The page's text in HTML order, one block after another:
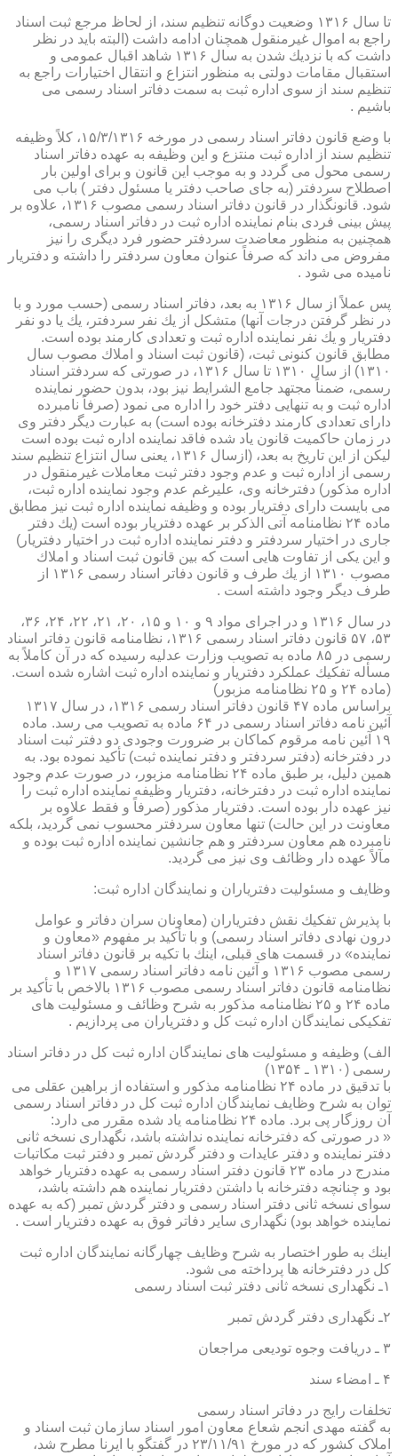
تا سال ۱۳۱۶ وضعیت دوگانه تنظیم سند، از لحاظ مرجع ثبت اسناد
راجع به اموال غیرمنقول همچنان ادامه داشت (البته باید در نظر
داشت كه با نزدیك شدن به سال ۱۳۱۶ شاهد اقبال عمومی و
استقبال مقامات دولتی به منظور انتزاع و انتقال اختیارات راجع به
تنظیم سند از سوی اداره ثبت به سمت دفاتر اسناد رسمی می
باشیم .
با وضع قانون دفاتر اسناد رسمی در مورخه ۱۵/۳/۱۳۱۶، كلاً وظیفه
تنظیم سند از اداره ثبت منتزع و این وظیفه به عهده دفاتر اسناد
رسمی محول می گردد و به موجب این قانون و برای اولین بار
اصطلاح سردفتر (به جای صاحب دفتر یا مسئول دفتر ) باب می
شود. قانونگذار در قانون دفاتر اسناد رسمی مصوب ۱۳۱۶، علاوه بر
پیش بینی فردی بنام نماینده اداره ثبت در دفاتر اسناد رسمی،
همچنین به منظور معاضدت سردفتر حضور فرد دیگری را نیز
مفروض می داند كه صرفاً عنوان معاون سردفتر را داشته و دفتریار
نامیده می شود .
پس عملاً از سال ۱۳۱۶ به بعد، دفاتر اسناد رسمی (حسب مورد و با
در نظر گرفتن درجات آنها) متشكل از یك نفر سردفتر، یك یا دو نفر
دفتریار و یك نفر نماینده اداره ثبت و تعدادی كارمند بوده است.
مطابق قانون كنونی ثبت، (قانون ثبت اسناد و املاك مصوب سال
۱۳۱۰) از سال ۱۳۱۰ تا سال ۱۳۱۶، در صورتی كه سردفتر اسناد
رسمی، ضمناً مجتهد جامع الشرایط نیز بود، بدون حضور نماینده
اداره ثبت و به تنهایی دفتر خود را اداره می نمود (صرفاً نامبرده
دارای تعدادی كارمند دفترخانه بوده است) به عبارت دیگر دفتر وی
در زمان حاكمیت قانون یاد شده فاقد نماینده اداره ثبت بوده است
لیكن از این تاریخ به بعد، (ازسال ۱۳۱۶، یعنی سال انتزاع تنظیم سند
رسمی از اداره ثبت و عدم وجود دفتر ثبت معاملات غیرمنقول در
اداره مذكور) دفترخانه وی، علیرغم عدم وجود نماینده اداره ثبت،
می بایست دارای دفتریار بوده و وظیفه نماینده اداره ثبت نیز مطابق
ماده ۲۴ نظامنامه آتی الذكر بر عهده دفتریار بوده است (یك دفتر
جاری در اختیار سردفتر و دفتر نماینده اداره ثبت در اختیار دفتریار)
و این یكی از تفاوت هایی است كه بین قانون ثبت اسناد و املاك
مصوب ۱۳۱۰ از یك طرف و قانون دفاتر اسناد رسمی ۱۳۱۶ از
طرف دیگر وجود داشته است .
در سال ۱۳۱۶ و در اجرای مواد ۹ و ۱۰ و ۱۵، ۲۰، ۲۱، ۲۲، ۲۴، ۳۶،
۵۳، ۵۷ قانون دفاتر اسناد رسمی ۱۳۱۶، نظامنامه قانون دفاتر اسناد
رسمی در ۸۵ ماده به تصویب وزارت عدلیه رسیده كه در آن كاملاً به
مسأله تفكیك عملكرد دفتریار و نماینده اداره ثبت اشاره شده است.
(ماده ۲۴ و ۲۵ نظامنامه مزبور)
براساس ماده ۴۷ قانون دفاتر اسناد رسمی ۱۳۱۶، در سال ۱۳۱۷
آئین نامه دفاتر اسناد رسمی در ۶۴ ماده به تصویب می رسد. ماده
۱۹ آئین نامه مرقوم كماكان بر ضرورت وجودی دو دفتر ثبت اسناد
در دفترخانه (دفتر سردفتر و دفتر نماینده ثبت) تأكید نموده بود. به
همین دلیل، بر طبق ماده ۲۴ نظامنامه مزبور، در صورت عدم وجود
نماینده اداره ثبت در دفترخانه، دفتریار وظیفه نماینده اداره ثبت را
نیز عهده دار بوده است. دفتریار مذكور (صرفاً و فقط علاوه بر
معاونت در این حالت) تنها معاون سردفتر محسوب نمی گردید، بلكه
نامبرده هم معاون سردفتر و هم جانشین نماینده اداره ثبت بوده و
مآلاً عهده دار وظائف وی نیز می گردید.
وظایف و مسئولیت دفتریاران و نمایندگان اداره ثبت:
با پذیرش تفكیك نقش دفتریاران (معاونان سران دفاتر و عوامل
درون نهادی دفاتر اسناد رسمی) و با تأكید بر مفهوم «معاون و
نماینده» در قسمت های قبلی، اینك با تكیه بر قانون دفاتر اسناد
رسمی مصوب ۱۳۱۶ و آئین نامه دفاتر اسناد رسمی ۱۳۱۷ و
نظامنامه قانون دفاتر اسناد رسمی مصوب ۱۳۱۶ بالاخص با تأكید بر
ماده ۲۴ و ۲۵ نظامنامه مذكور به شرح وظائف و مسئولیت های
تفكیكی نمایندگان اداره ثبت كل و دفتریاران می پردازیم .
الف) وظیفه و مسئولیت های نمایندگان اداره ثبت كل در دفاتر اسناد
رسمی (۱۳۱۰ ـ ۱۳۵۴)
با تدقیق در ماده ۲۴ نظامنامه مذكور و استفاده از براهین عقلی می
توان به شرح وظایف نمایندگان اداره ثبت كل در دفاتر اسناد رسمی
آن روزگار پی برد. ماده ۲۴ نظامنامه یاد شده مقرر می دارد:
« در صورتی كه دفترخانه نماینده نداشته باشد، نگهداری نسخه ثانی
دفتر نماینده و دفتر عایدات و دفتر گردش تمبر و دفتر ثبت مكاتبات
مندرج در ماده ۲۳ قانون دفتر اسناد رسمی به عهده دفتریار خواهد
بود و چنانچه دفترخانه با داشتن دفتریار نماینده هم داشته باشد،
سوای نسخه ثانی دفتر اسناد رسمی و دفتر گردش تمبر (كه به عهده
نماینده خواهد بود) نگهداری سایر دفاتر فوق به عهده دفتریار است .
اینك به طور اختصار به شرح وظایف چهارگانه نمایندگان اداره ثبت
كل در دفترخانه ها پرداخته می شود.
۱ـ نگهداری نسخه ثانی دفتر ثبت اسناد رسمی
۲ـ نگهداری دفتر گردش تمبر
۳ ـ دریافت وجوه تودیعی مراجعان
۴ ـ امضاء سند
تخلفات رایج در دفاتر اسناد رسمی
به گفته مهدی انجم شعاع معاون امور اسناد سازمان ثبت اسناد و
املاک کشور که در مورخ ۲۳/۱۱/۹۱ در گفتگو با ایرنا مطرح شد،